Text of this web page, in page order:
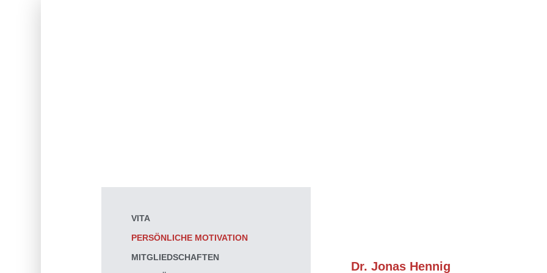
VITA
PERSÖNLICHE MOTIVATION
MITGLIEDSCHAFTEN
Dr. Jonas Hennig